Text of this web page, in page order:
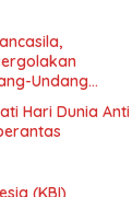
Undang
Bangsa Menuju
Hari Dunia Anti